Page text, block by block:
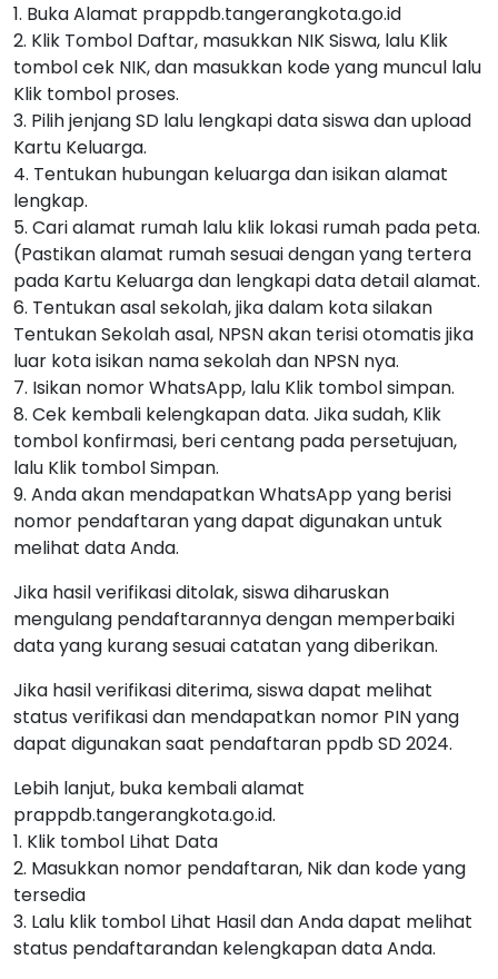
1. Buka Alamat prappdb.tangerangkota.go.id
2. Klik Tombol Daftar, masukkan NIK Siswa, lalu Klik
tombol cek NIK, dan masukkan kode yang muncul lalu
Klik tombol proses.
3. Pilih jenjang SD lalu lengkapi data siswa dan upload
Kartu Keluarga.
4. Tentukan hubungan keluarga dan isikan alamat
lengkap.
5. Cari alamat rumah lalu klik lokasi rumah pada peta.
(Pastikan alamat rumah sesuai dengan yang tertera
pada Kartu Keluarga dan lengkapi data detail alamat.
6. Tentukan asal sekolah, jika dalam kota silakan
Tentukan Sekolah asal, NPSN akan terisi otomatis jika
luar kota isikan nama sekolah dan NPSN nya.
7. Isikan nomor WhatsApp, lalu Klik tombol simpan.
8. Cek kembali kelengkapan data. Jika sudah, Klik
tombol konfirmasi, beri centang pada persetujuan,
lalu Klik tombol Simpan.
9. Anda akan mendapatkan WhatsApp yang berisi
nomor pendaftaran yang dapat digunakan untuk
melihat data Anda.
Jika hasil verifikasi ditolak, siswa diharuskan
mengulang pendaftarannya dengan memperbaiki
data yang kurang sesuai catatan yang diberikan.
Jika hasil verifikasi diterima, siswa dapat melihat
status verifikasi dan mendapatkan nomor PIN yang
dapat digunakan saat pendaftaran ppdb SD 2024.
Lebih lanjut, buka kembali alamat
prappdb.tangerangkota.go.id.
1. Klik tombol Lihat Data
2. Masukkan nomor pendaftaran, Nik dan kode yang
tersedia
3. Lalu klik tombol Lihat Hasil dan Anda dapat melihat
status pendaftarandan kelengkapan data Anda.